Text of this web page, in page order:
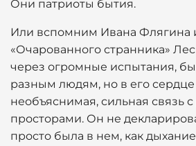
Они патриоты бытия.
Или вспомним Ивана Флягина
«Очарованного странника»
через огромные испытания,
разным людям, но в его сердце
необъяснимая, сильная связь
просторами. Он не
просто была в нем, как